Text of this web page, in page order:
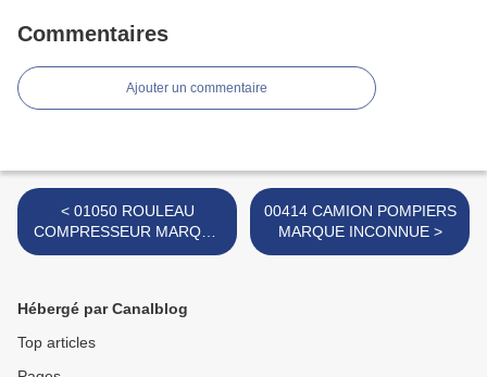
Commentaires
Ajouter un commentaire
< 01050 ROULEAU
COMPRESSEUR MARQUE
TUDOR ROSE
00414 CAMION POMPIERS
MARQUE INCONNUE >
Hébergé par Canalblog
Top articles